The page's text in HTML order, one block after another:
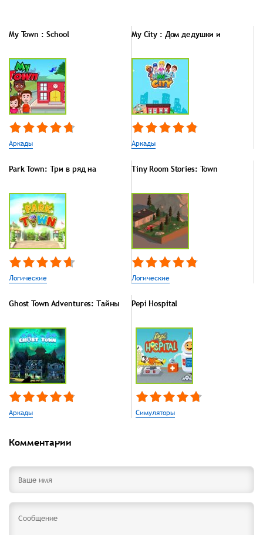
My Town : School
Аркады
My City : Дом дедушки и
Аркады
Park Town: Три в ряд на
Логические
Tiny Room Stories: Town
Логические
Ghost Town Adventures: Тайны
Аркады
Pepi Hospital
Симуляторы
Комментарии